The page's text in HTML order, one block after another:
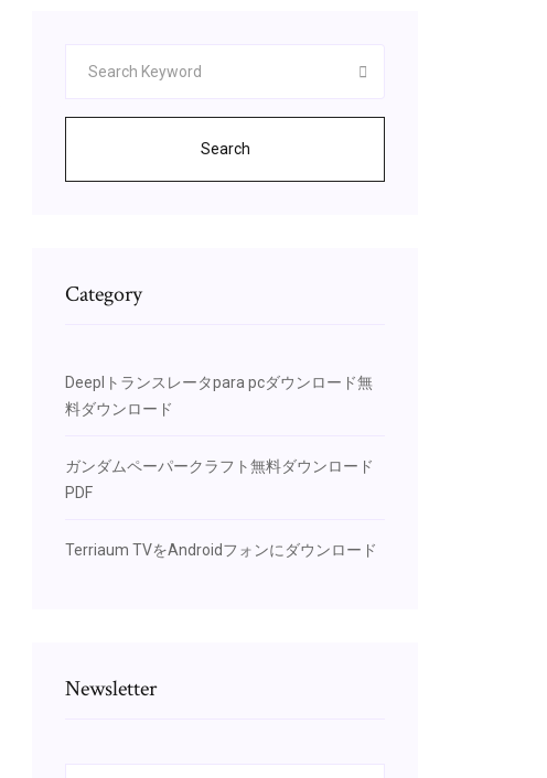
Search
Category
Deeplトランスレータpara pcダウンロード無
料ダウンロード
ガンダムペーパークラフト無料ダウンロード
PDF
Terriaum TVをAndroidフォンにダウンロード
Newsletter